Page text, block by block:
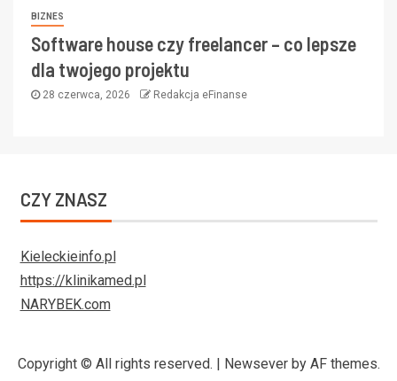
BIZNES
Software house czy freelancer – co lepsze
dla twojego projektu
28 czerwca, 2026 Redakcja eFinanse
CZY ZNASZ
Kieleckieinfo.pl
https://klinikamed.pl
NARYBEK.com
Copyright © All rights reserved. | Newseverby AF themes.